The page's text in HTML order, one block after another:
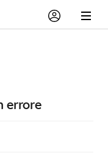
errore